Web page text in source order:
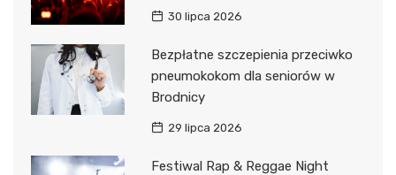
30 lipca 2026
Bezpłatne szczepienia przeciwko
pneumokokom dla seniorów w
Brodnicy
29 lipca 2026
Festiwal Rap & Reggae Night